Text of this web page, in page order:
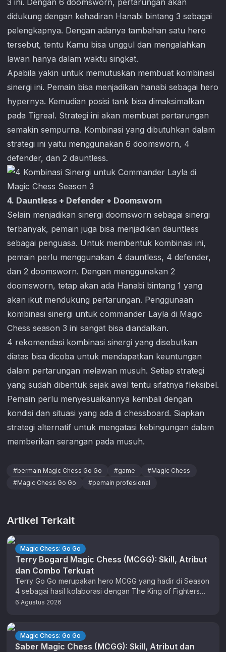
3 ini. Dengan 6 doomsworn, pertarungan akan
didukung dengan kehadiran Hanabi bintang 3 sebagai
pelengkapnya. Dengan adanya tambahan satu hero
tersebut, tentu Kamu bisa unggul dan mengalahkan
lawan hanya dalam waktu singkat.
Apabila yakin untuk memutuskan membuat kombinasi
sinergi ini. Pemain bisa menjadikan hanabi sebagai hero
hypernya. Kemudian posisi tank bisa dimaksimalkan
pada Tigreal. Strategi ini akan membuat pertarungan
semakin sempurna. Kombinasi yang dibutuhkan dalam
strategi ini yaitu menggunakan 6 doomsworn, 4
defender, dan 2 dauntless.
4. Dauntless + Defender + Doomsworn
Selain menjadikan sinergi doomsworn sebagai sinergi
terbanyak, pemain juga bisa menjadikan dauntless
sebagai penguasa. Untuk membentuk kombinasi ini,
pemain perlu menggunakan 4 dauntless, 4 defender,
dan 2 doomsworn. Dengan menggunakan 2
doomsworn, tetap akan ada Hanabi bintang 1 yang
akan ikut mendukung pertarungan. Penggunaan
kombinasi sinergi untuk commander Layla di Magic
Chess season 3 ini sangat bisa diandalkan.
4 rekomendasi kombinasi sinergi yang disebutkan
diatas bisa dicoba untuk mendapatkan keuntungan
dalam pertarungan melawan musuh. Setiap strategi
yang sudah dibentuk sejak awal tentu sifatnya fleksibel.
Pemain perlu menyesuaikannya kembali dengan
kondisi dan situasi yang ada di chessboard. Siapkan
strategi alternatif untuk mengatasi kebingungan dalam
memberikan serangan pada musuh.
#bermain Magic Chess Go Go #game #Magic Chess
#Magic Chess Go Go #pemain profesional
Artikel Terkait
Magic Chess: Go Go
Terry Bogard Magic Chess (MCGG): Skill, Atribut
dan Combo Terkuat
Terry Go Go merupakan hero MCGG yang hadir di Season
4 sebagai hasil kolaborasi dengan The King of Fighters
(KOF). …
6 Agustus 2026
Magic Chess: Go Go
Saber Magic Chess (MCGG): Skill, Atribut dan